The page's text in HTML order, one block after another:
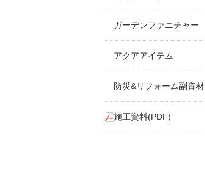
ガーデンファニチャー
アクアアイテム
防災&リフォーム副資材
施工資料(PDF)